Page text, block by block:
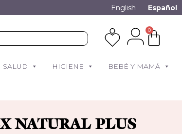
English Español
0
SALUD HIGIENE BEBÉ Y MAMÁ
NATURAL PLUS